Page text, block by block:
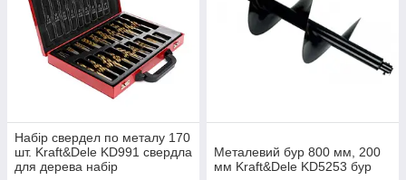
Набір свердел по металу 170
шт. Kraft&Dele KD991 свердла
для дерева набір
Металевий бур 800 мм, 200
мм Kraft&Dele KD5253 бур